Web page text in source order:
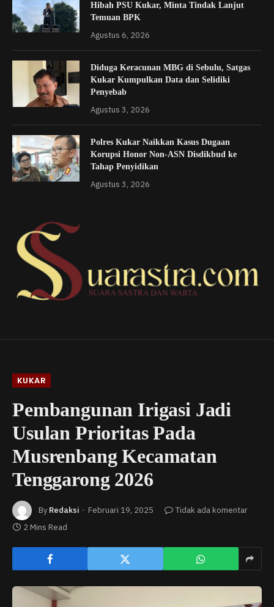
Hibah PSU Kukar, Minta Tindak Lanjut
Temuan BPK
Agustus 6, 2026
Diduga Keracunan MBG di Sebulu, Satgas
Kukar Kumpulkan Data dan Selidiki
Penyebab
Agustus 3, 2026
Polres Kukar Naikkan Kasus Dugaan
Korupsi Honor Non-ASN Disdikbud ke
Tahap Penyidikan
Agustus 3, 2026
KUKAR
Pembangunan Irigasi Jadi
Usulan Prioritas Pada
Musrenbang Kecamatan
Tenggarong 2026
By Redaksi Februari 19, 2025
Tidak ada komentar
2 Mins Read